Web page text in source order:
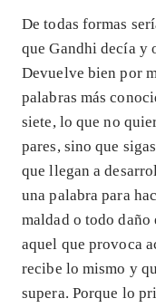
De todas formas
que Gandhi decía y
Devuelve bien por
palabras más
siete, lo que no
pares, sino que
que llegan a
una palabra para
maldad o todo daño
aquel que provoca
recibe lo mismo y
supera. Porque lo